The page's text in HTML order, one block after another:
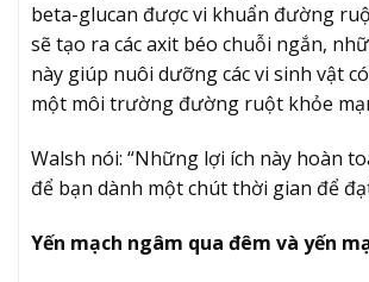
beta-glucan được vi khuẩn đường
sẽ tạo ra các axit béo chuỗi ngắn,
này giúp nuôi dưỡng các vi sinh vật
một môi trường đường ruột khỏe
Walsh nói: “Những lợi ích này hoàn
để bạn dành một chút thời gian để
Yến mạch ngâm qua đêm và yến